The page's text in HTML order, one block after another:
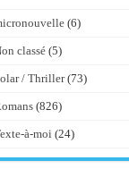
(6)
classé(5)
/ Thriller(73)
(826)
à-moi (24)